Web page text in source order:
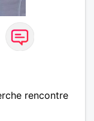
rencontre